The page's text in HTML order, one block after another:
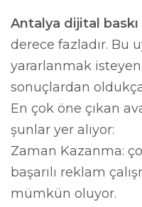
Antalya dijital
derece fazladır. Bu
yararlanmak
sonuçlardan
En çok öne çıkan
şunlar yer alıyor:
Zaman Kazanma:
başarılı reklam
mümkün oluyor.